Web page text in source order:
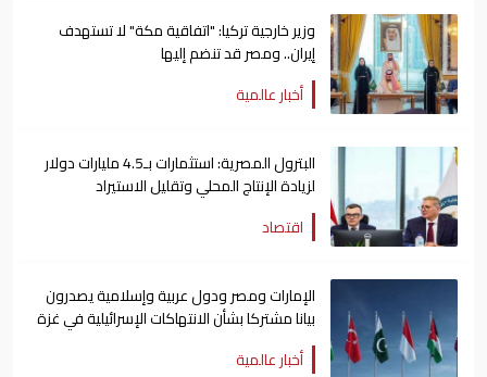
وزير خارجية تركيا: "اتفاقية مكة" لا تستهدف
إيران.. ومصر قد تنضم إليها
أخبار عالمية
البترول المصرية: استثمارات بـ4.5 مليارات دولار
لزيادة الإنتاج المحلي وتقليل الاستيراد
اقتصاد
الإمارات ومصر ودول عربية وإسلامية يصدرون
بيانا مشتركا بشأن الانتهاكات الإسرائيلية في غزة
أخبار عالمية